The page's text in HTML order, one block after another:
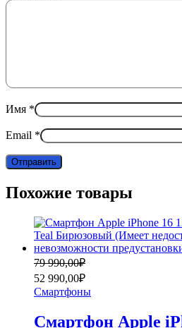
Имя *
Email *
Похожие товары
79 990,00₽
Первоначальная
цена
составляла
79
52 990,00₽
Текущая
цена:
52
990,00₽.
Смартфоны
Смартфон Apple